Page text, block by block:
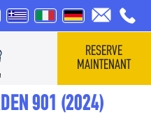
RESERVE
MAINTENANT
901 (2024)